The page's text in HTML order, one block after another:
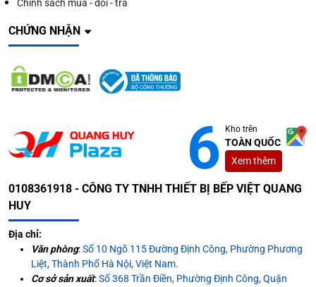
Chính sách mua - đổi - trả
CHỨNG NHẬN
Kho trên
TOÀN QUỐC
Xem thêm
0108361918 - CÔNG TY TNHH THIẾT BỊ BẾP VIỆT QUANG
HUY
Địa chỉ:
Văn phòng:Số 10 Ngõ 115 Đường Định Công, Phường Phương
Liệt, Thành Phố Hà Nội, Việt Nam.
Cơ sở sản xuất:Số 368 Trần Điền, Phường Định Công, Quận